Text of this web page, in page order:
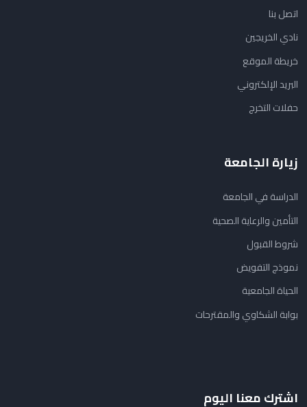
اتصل بنا
نادي الخريجين
خريطة الموقع
البريد الإلكتروني
حفلات التخرج
زيارة الجامعة
الدراسة في الجامعة
التأمين والرعاية الصحية
شروط القبول
نموذج التفويض
الحياة الجامعية
بوابة الشكاوي والمقترحات
اشترك معنا اليوم